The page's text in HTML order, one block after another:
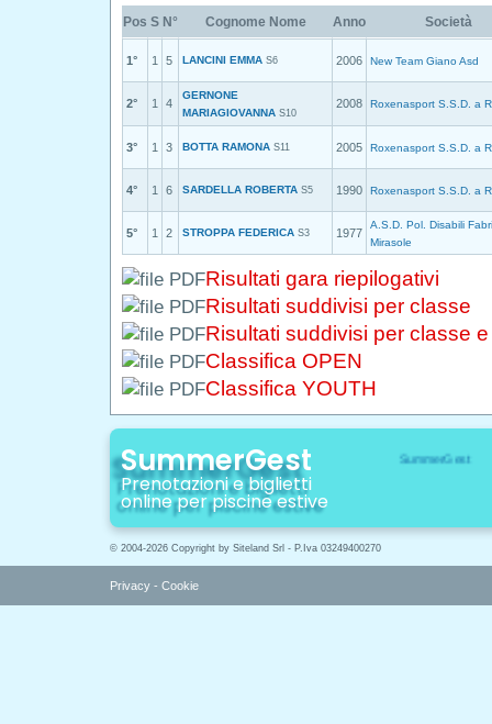
Pos S N° Cognome Nome Anno Società
1° 1 5 LANCINI EMMA S6 2006 New Team Giano Asd
2° 1 4
GERNONE
MARIAGIOVANNA S10
2008 Roxenasport S.S.D. a
3° 1 3 BOTTA RAMONA S11 2005 Roxenasport S.S.D. a
4° 1 6 SARDELLA ROBERTA S5 1990 Roxenasport S.S.D. a
5° 1 2 STROPPA FEDERICA S3 1977
A.S.D. Pol. Disabili
Mirasole
Risultati gara riepilogativi
Risultati suddivisi per classe
Risultati suddivisi per classe
Classifica OPEN
Classifica YOUTH
SummerGest
Prenotazioni e biglietti
online per piscine estive
© 2004-2026 Copyright by Siteland Srl - P.Iva 03249400270
Privacy - Cookie